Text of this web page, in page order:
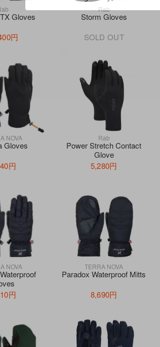
Gloves
円
Rab
Storm Gloves
SOLD OUT
NOVA
Gloves
円
Rab
Power Stretch Contact
Glove
5,280円
NOVA
円
TERRA NOVA
Paradox Waterproof Mitts
8,690円